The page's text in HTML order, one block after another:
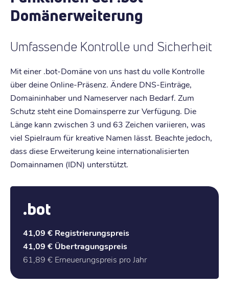
Domänerweiterung
Umfassende Kontrolle und Sicherheit
Mit einer .bot-Domäne von uns hast du volle Kontrolle
über deine Online-Präsenz. Ändere DNS-Einträge,
Domaininhaber und Nameserver nach Bedarf. Zum
Schutz steht eine Domainsperre zur Verfügung. Die
Länge kann zwischen 3 und 63 Zeichen variieren, was
viel Spielraum für kreative Namen lässt. Beachte jedoch,
dass diese Erweiterung keine internationalisierten
Domainnamen (IDN) unterstützt.
.bot
41,09 € Registrierungspreis
41,09 € Übertragungspreis
61,89 € Erneuerungspreis pro Jahr